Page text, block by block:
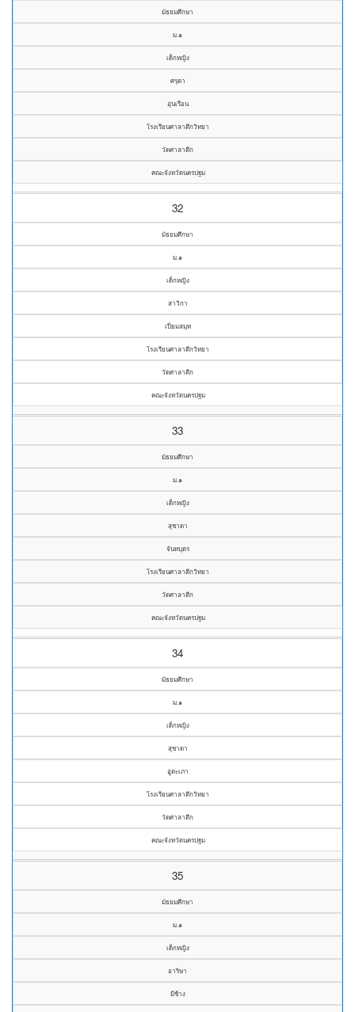
มัธยมศึกษา
ม.๑
เด็กหญิง
ศรุตา
อุ่นเรือน
โรงเรียนศาลาตึกวิทยา
วัดศาลาตึก
คณะจังหวัดนครปฐม
32
มัธยมศึกษา
ม.๑
เด็กหญิง
สาวิกา
เปี่ยมสมุท
โรงเรียนศาลาตึกวิทยา
วัดศาลาตึก
คณะจังหวัดนครปฐม
33
มัธยมศึกษา
ม.๑
เด็กหญิง
สุชาดา
จันทบุตร
โรงเรียนศาลาตึกวิทยา
วัดศาลาตึก
คณะจังหวัดนครปฐม
34
มัธยมศึกษา
ม.๑
เด็กหญิง
สุชาดา
อู่ตะเภา
โรงเรียนศาลาตึกวิทยา
วัดศาลาตึก
คณะจังหวัดนครปฐม
35
มัธยมศึกษา
ม.๑
เด็กหญิง
อาริษา
มีช้าง